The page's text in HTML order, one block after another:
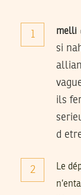
1 melli
si
ils
d
2
Le